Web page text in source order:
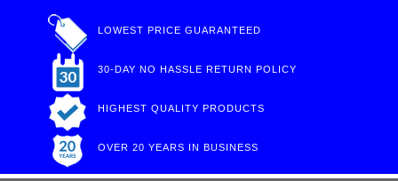
LOWEST PRICE GUARANTEED
30-DAY NO HASSLE RETURN POLICY
HIGHEST QUALITY PRODUCTS
OVER 20 YEARS IN BUSINESS